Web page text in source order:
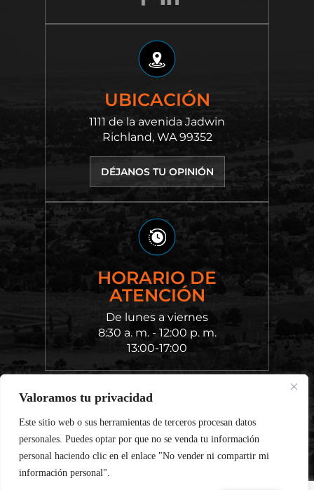
Valoramos tu privacidad
Este sitio web o sus herramientas de terceros procesan datos
personales. Puedes optar por que no se venda tu información
personal haciendo clic en el enlace "No vender ni compartir mi
información personal".
UBICACIÓN
1111 de la avenida Jadwin
Richland, WA 99352
DÉJANOS TU OPINIÓN
HORARIO DE
ATENCIÓN
De lunes a viernes
8:30 a. m. - 12:00 p. m.
13:00-17:00
© 2026 Chvatal King Cantu Law • Todos los derechos
reservados.Aviso legal| Mapa del sitio|Política de
privacidad.Marketing digital por:
*Las Imágenes Se Obtienen Bajo Licencia De Canva Y Otros
Proveedores Externos De Imágenes De Archivo, Y Se Incluye